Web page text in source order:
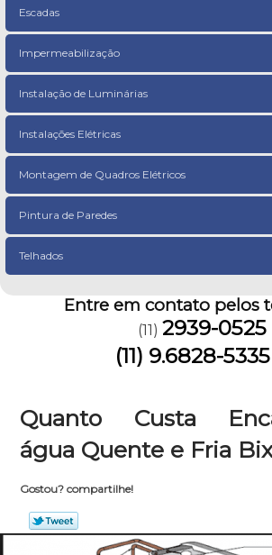
Escadas
Impermeabilização
Instalação de Luminárias
Instalações Elétricas
Montagem de Quadros Elétricos
Pintura de Paredes
Telhados
Entre em contato pelos
(11) 2939-0525
(11) 9.6828-5335
Quanto Custa
água Quente e Fria
Gostou? compartilhe!